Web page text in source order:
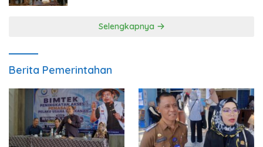
Selengkapnya
Berita Pemerintahan